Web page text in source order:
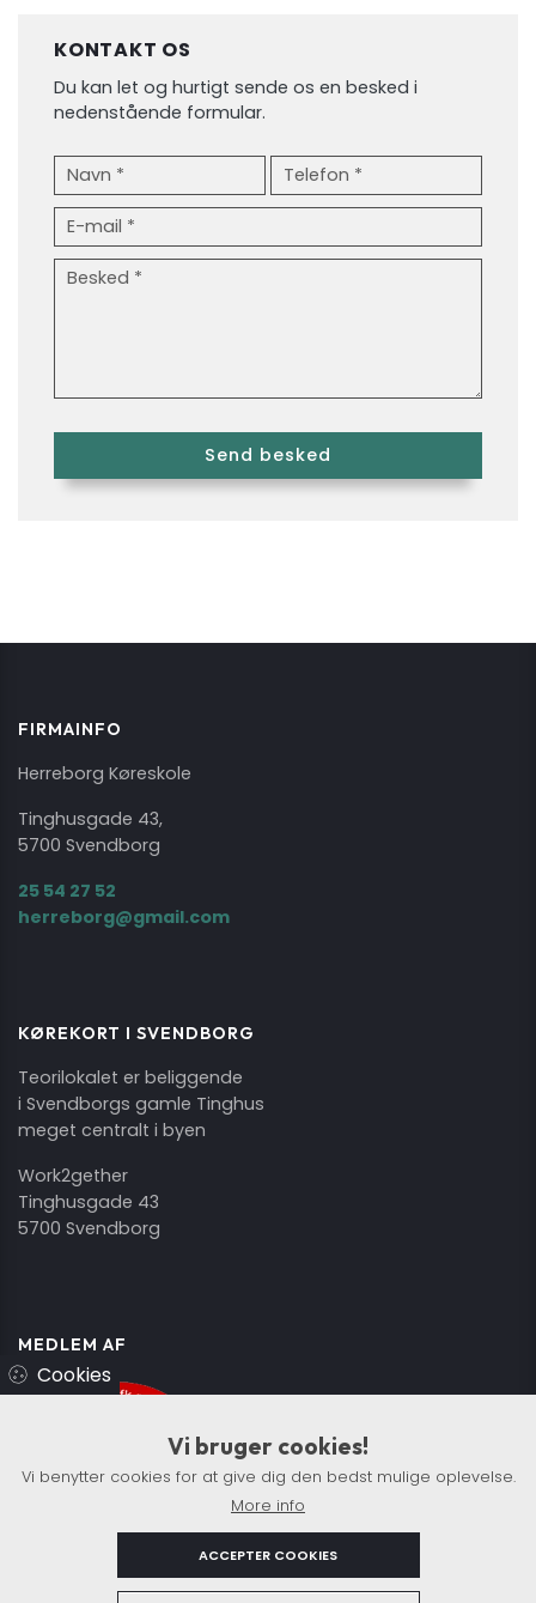
KONTAKT OS
Du kan let og hurtigt sende os en besked i
nedenstående formular.
FIRMAINFO
Herreborg Køreskole
Tinghusgade 43,
5700 Svendborg
25 54 27 52
herreborg@gmail.com
KØREKORT I SVENDBORG
Teorilokalet er beliggende
i Svendborgs gamle Tinghus
meget centralt i byen
Work2gether
Tinghusgade 43
5700 Svendborg
MEDLEM AF
Cookies
Vi bruger cookies!
Vi benytter cookies for at give dig den bedst mulige oplevelse.
More info
ACCEPTER COOKIES